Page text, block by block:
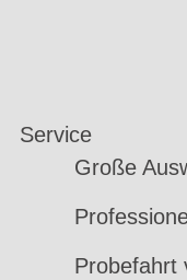
Service
Große
Probefahrt